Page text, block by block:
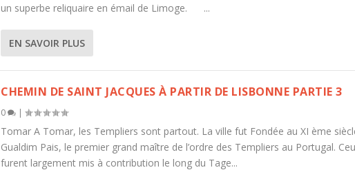
un superbe reliquaire en émail de Limoge. ...
EN SAVOIR PLUS
CHEMIN DE SAINT JACQUES À PARTIR DE LISBONNE PARTIE 3
0 |
Tomar A Tomar, les Templiers sont partout. La ville fut Fondée au XI ème
Gualdim Pais, le premier grand maître de l’ordre des Templiers au Portugal.
furent largement mis à contribution le long du Tage...